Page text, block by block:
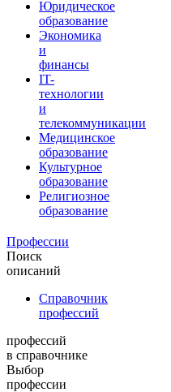
Юридическое
образование
Экономика
и
финансы
IT-
технологии
и
телекоммуникации
Медицинское
образование
Культурное
образование
Религиозное
образование
Профессии
Поиск
описаний
Справочник
профессий
профессий
в справочнике
Выбор
профессии